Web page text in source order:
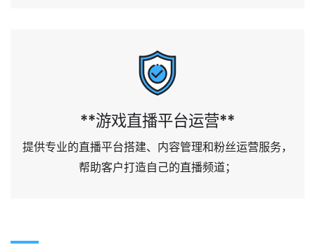
**游戏直播平台运营**
提供专业的直播平台搭建、内容管理和粉丝运营服务，
帮助客户打造自己的直播频道；